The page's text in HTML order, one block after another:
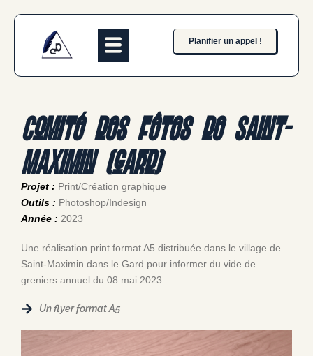
Planifier un appel !
Comité des fêtes de Saint-
Maximin (Gard)
Projet : Print/Création graphique
Outils : Photoshop/Indesign
Année : 2023
Une réalisation print format A5 distribuée dans le village de
Saint-Maximin dans le Gard pour informer du vide de
greniers annuel du 08 mai 2023.
Un flyer format A5